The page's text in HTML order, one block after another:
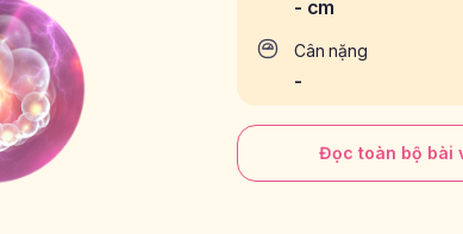
- cm
Cân nặng
-
Đọc toàn bộ bài